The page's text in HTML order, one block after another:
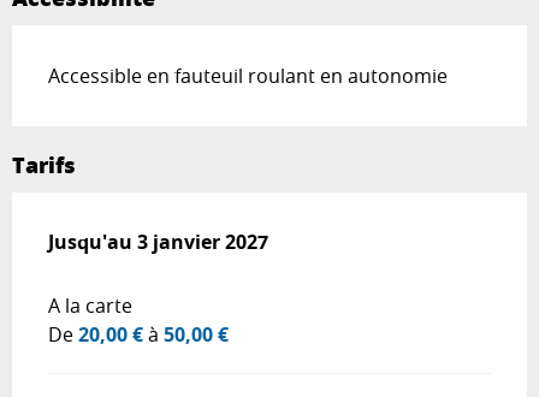
Accessible en fauteuil roulant en autonomie
Tarifs
Du5 avril 2026au3 janvier 2027
Jusqu'au 3 janvier 2027
A la carte
De20,00 €à 50,00 €